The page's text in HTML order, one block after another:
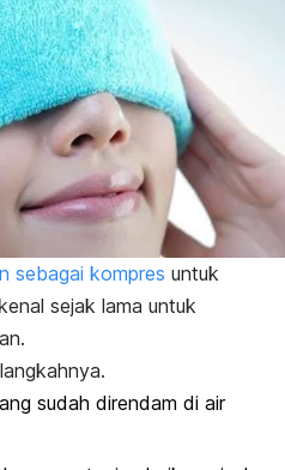
sebagai kompres untuk
sejak lama untuk
sudah direndam di air